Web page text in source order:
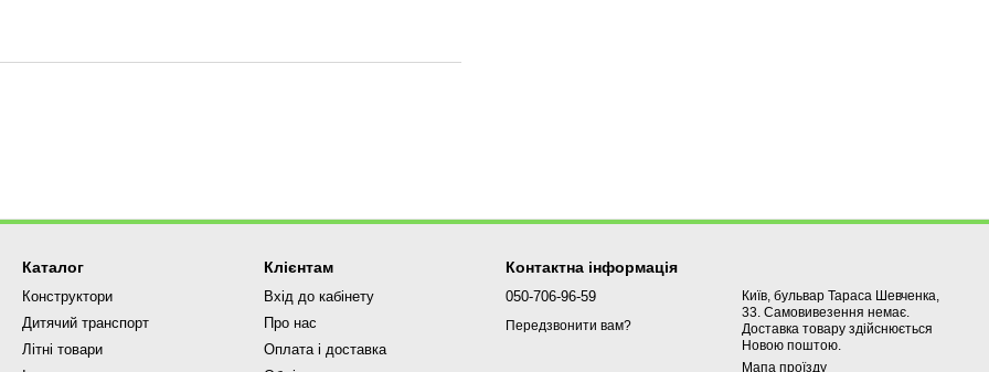
Каталог
Конструктори
Дитячий транспорт
Літні товари
Клієнтам
Вхід до кабінету
Про нас
Оплата і доставка
Контактна інформація
050-706-96-59
Передзвонити вам?
Київ, бульвар Тараса Шевченка,
33. Самовивезення немає.
Доставка товару здійснюється
Новою поштою.
Мапа проїзду